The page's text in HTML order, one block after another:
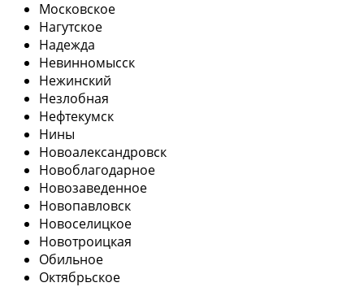
Московское
Нагутское
Надежда
Невинномысск
Нежинский
Незлобная
Нефтекумск
Нины
Новоалександровск
Новоблагодарное
Новозаведенное
Новопавловск
Новоселицкое
Новотроицкая
Обильное
Октябрьское